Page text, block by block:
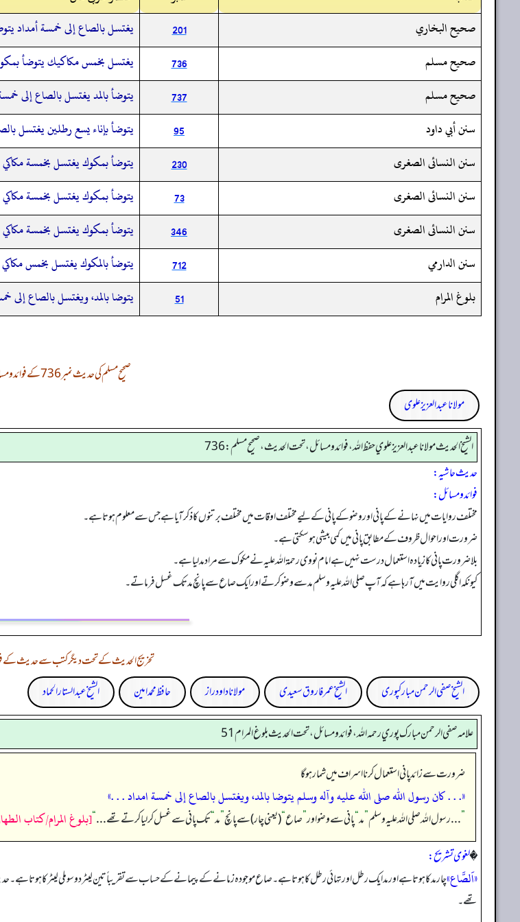
صحيح البخاري
201
يغتسل بالصاع إلى خمسة أمداد
صحيح مسلم
736
يغتسل بخمس مكاكيك يتوضأ
صحيح مسلم
737
يتوضأ بالمد يغتسل بالصاع إلى
سنن أبي داود
95
يتوضأ بإناء يسع رطلين يغتسل
سنن النسائى الصغرى
230
يتوضأ بمكوك يغتسل بخمسة مكاكي
سنن النسائى الصغرى
73
يتوضأ بمكوك يغتسل بخمسة مكاكي
سنن النسائى الصغرى
346
يتوضأ بمكوك يغتسل بخمسة مكاكي
سنن الدارمي
712
يتوضأ بالمكوك يغتسل بخمس مكاكي
بلوغ المرام
51 يتوضا بالمد،‏‏‏‏ ويغتسل بالصاع إلى
صحیح مسلم کی حدیث نمبر 736 کے فوائد و مسائل
مولانا عبد العزیز علوی
الشيخ الحديث مولانا عبدالعزيز علوي حفظ الله، فوائد و مسائل، تحت الحديث ، صحيح مسلم: 736
حدیث حاشیہ:
فوائد ومسائل:
مختلف روایات میں نہانے کے پانی اور وضو کے پانی کے لیے مختلف اوقات میں مختلف برتنوں کا ذکر آیا ہے جس سے معلوم ہوتا ہے۔
ضرورت اور احوال ظروف کے مطابق پانی میں کمی بیشی ہو سکتی ہے۔
بلاضرورت پانی کا زیادہ استعمال درست نہیں ہے امام نووی رحمۃ اللہ علیہ نے مکوک سے مراد مد لیا ہے۔
کیونکہ اگلی روایت میں آ رہا ہے کہ آپ صلی اللہ علیہ وسلم مد سے وضو کرتے اور ایک صاع سے پانچ مد تک غسل فرماتے۔
تخریج الحدیث کے تحت دیگر کتب سے حدیث کے
الشیخ صفی الرحمن مبارکپوری
الشیخ عمر فاروق سعیدی مولانا داود راز حافظ محمد امین الشیخ عبدالستار الحماد
علامه صفي الرحمن مبارك پوري رحمه الله، فوائد و مسائل، تحت الحديث بلوغ المرام 51
ضرورت سے زائد پانی استعمال کرنا اسراف میں شمار ہو گا
«. . . كان رسول الله صلى الله عليه وآله وسلم يتوضا بالمد،‏‏‏‏ ويغتسل بالصاع إلى خمسة امداد . . .»
”. . . رسول اللہ صلی اللہ علیہ وسلم”مد“پانی سے وضو اور”صاع“(یعنی چار) سے پانچ”مد“تک پانی سے غسل کر لیا کرتے تھے . . .“[بلوغ المرام/كتاب
�لغوی تشریح:
«اَلصَّاع»چار مد کا ہوتا ہے اور مد ایک رطل اور تہائی رطل کا ہوتا ہے۔ صاع موجودہ زمانے کے پیمانے کے حساب سے تقریباً تین لیٹر دو سو ملی لیٹر کا ہوتا ہے۔
تھے۔